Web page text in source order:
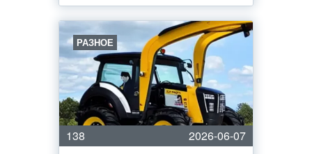
РАЗНОЕ
138
2026-06-07